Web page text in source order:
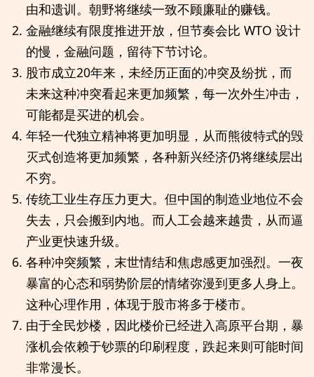
由和遗训。朝野将继续一致不顾廉耻的赚钱。
金融继续有限度推进开放，但节奏会比 WTO 设计
的慢，金融问题，留待下节讨论。
股市成立20年来，未经历正面的冲突及纷扰，而
未来这种冲突看起来更加频繁，每一次外生冲击，
可能都是买进的机会。
年轻一代独立精神将更加明显，从而熊彼特式的毁
灭式创造将更加频繁，各种新兴经济仍将继续层出
不穷。
传统工业生存压力更大。但中国的制造业地位不会
失去，只会搬到内地。而人工会越来越贵，从而逼
产业更快速升级。
各种冲突频繁，末世情结和焦虑感更加强烈。一夜
暴富的心态和弱势阶层的情绪弥漫到更多人身上。
这种心理作用，体现于股市将多于楼市。
由于全民炒楼，因此楼价已经进入高原平台期，暴
涨机会依赖于钞票的印刷程度，跌起来则可能时间
非常漫长。